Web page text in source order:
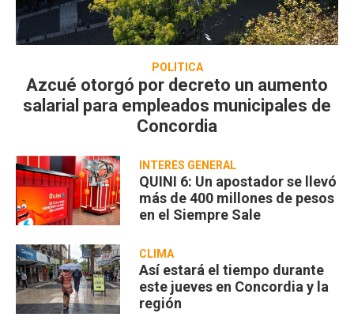
POLÍTICA
Azcué otorgó por decreto un aumento
salarial para empleados municipales de
Concordia
INTERÉS GENERAL
QUINI 6: Un apostador se llevó
más de 400 millones de pesos
en el Siempre Sale
CLIMA
Así estará el tiempo durante
este jueves en Concordia y la
región